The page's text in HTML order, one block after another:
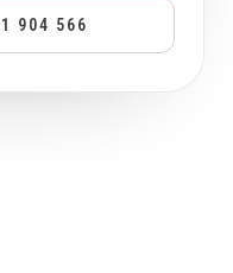
904 566